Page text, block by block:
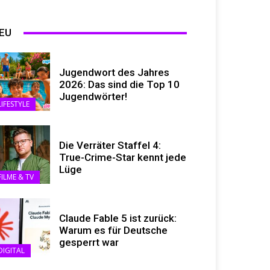
Jugendwort des Jahres
2026: Das sind die Top 10
Jugendwörter!
& TV
Die Verräter Staffel 4:
True-Crime-Star kennt jede
Lüge
Claude Fable 5 ist zurück:
Warum es für Deutsche
gesperrt war